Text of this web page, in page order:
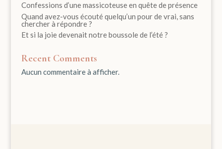
Confessions d’une massicoteuse en quête de présence
Quand avez-vous écouté quelqu’un pour de vrai, sans
chercher à répondre ?
Et si la joie devenait notre boussole de l’été ?
Recent Comments
Aucun commentaire à afficher.